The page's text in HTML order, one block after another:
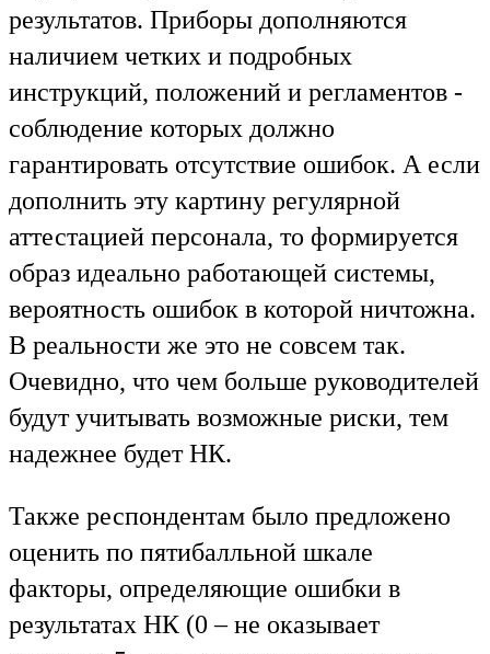
результатов. Приборы дополняются
наличием четких и подробных
инструкций, положений и регламентов -
соблюдение которых должно
гарантировать отсутствие ошибок. А если
дополнить эту картину регулярной
аттестацией персонала, то формируется
образ идеально работающей системы,
вероятность ошибок в которой ничтожна.
В реальности же это не совсем так.
Очевидно, что чем больше руководителей
будут учитывать возможные риски, тем
надежнее будет НК.
Также респондентам было предложено
оценить по пятибалльной шкале
факторы, определяющие ошибки в
результатах НК (0 – не оказывает